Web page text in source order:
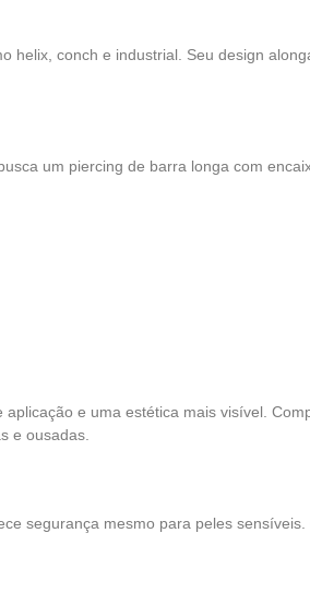
helix, conch e industrial. Seu design
um piercing de barra longa com
aplicação e uma estética mais visível.
e ousadas.
segurança mesmo para peles